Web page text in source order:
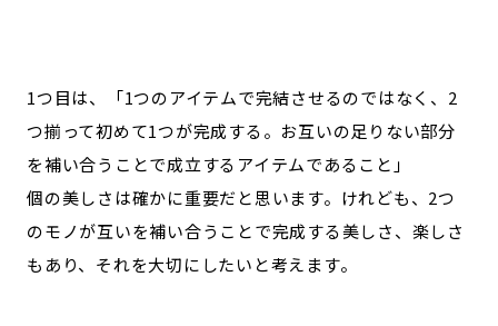
1つ目は、「1つのアイテムで完結させるのではなく、2
つ揃って初めて1つが完成する。お互いの足りない部分
を補い合うことで成立するアイテムであること」
個の美しさは確かに重要だと思います。けれども、2つ
のモノが互いを補い合うことで完成する美しさ、楽しさ
もあり、それを大切にしたいと考えます。